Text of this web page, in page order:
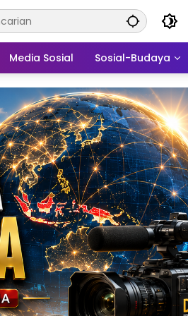
Media Sosial Sosial-Budaya